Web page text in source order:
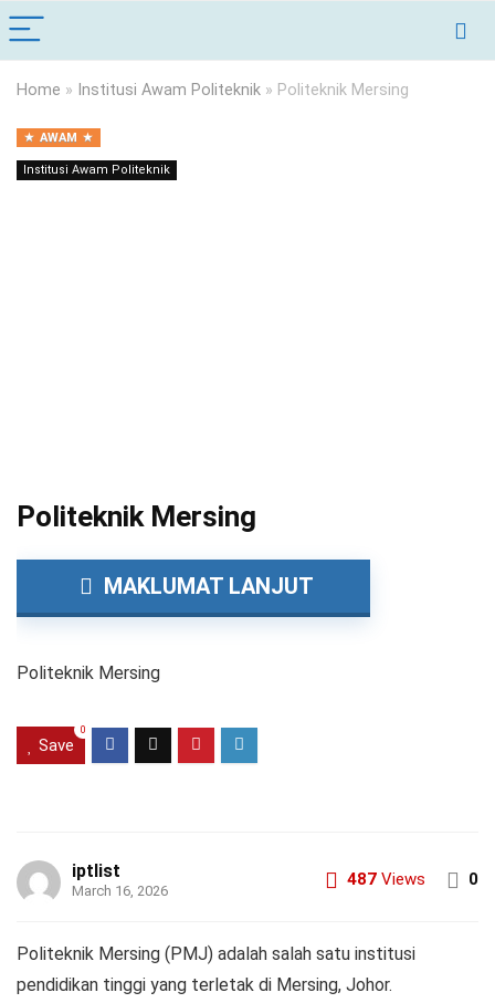
Home » Institusi Awam Politeknik » Politeknik Mersing
AWAM
Institusi Awam Politeknik
Politeknik Mersing
MAKLUMAT LANJUT
Politeknik Mersing
Save
0
iptlist
March 16, 2026
487 Views 0
Politeknik Mersing (PMJ) adalah salah satu institusi
pendidikan tinggi yang terletak di Mersing, Johor.